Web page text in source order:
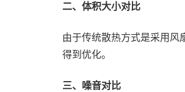
二、体积大小对比
由于传统散热方式是采用风
得到优化。
三、噪音对比